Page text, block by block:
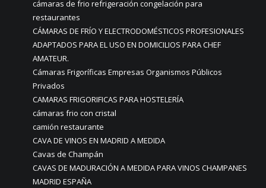
cámaras de frio refrigeración congelación para
restaurantes
CÁMARAS DE FRÍO Y ELECTRODOMÉSTICOS PROFESIONALES
ADAPTADOS PARA EL USO EN DOMICILIOS PARA CHEF
AMATEUR.
Cámaras Frigoríficas Empresas Organismos Públicos
Privados
CAMARAS FRIGORIFICAS PARA HOSTELERÍA
cámaras frio con cristal
camión restaurante
CAVA DE VINOS EN MADRID A MEDIDA
Cavas de Champán
CAVAS DE MADURACIÓN A MEDIDA PARA VINOS CHAMPANES
MADRID ESPAÑA